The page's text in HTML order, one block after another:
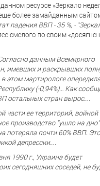
ресурсе «Зеркало
еще более замайданным
падения ВВП - 35 %, -
смелого по своим
данным Всемирного
имевших и раскрывших
этом мартирологе
(-0,94%)... Как
остальных стран вырос…
части ее территорий, войной
производство "ушло на
потеряла почти 60% ВВП.
депрессии…
1990 г., Украина будет
сегодняшних соседей, не